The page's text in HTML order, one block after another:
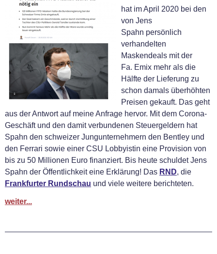
hat im April 2020 bei den
von Jens
Spahn persönlich
verhandelten
Maskendeals mit der
Fa. Emix mehr als die
Hälfte der Lieferung zu
schon damals überhöhten
Preisen gekauft. Das geht
aus der Antwort auf meine Anfrage hervor. Mit dem Corona-
Geschäft und den damit verbundenen Steuergeldern hat
Spahn den schweizer Jungunternehmern den Bentley und
den Ferrari sowie einer CSU Lobbyistin eine Provision von
bis zu 50 Millionen Euro finanziert. Bis heute schuldet Jens
Spahn der Öffentlichkeit eine Erklärung! Das RND, die
Frankfurter Rundschau und viele weitere berichteten.
weiter...